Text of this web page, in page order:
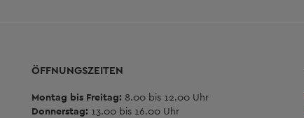
ÖFFNUNGSZEITEN
Montag bis Freitag: 8.00 bis 12.00 Uhr
Donnerstag: 13.00 bis 16.00 Uhr